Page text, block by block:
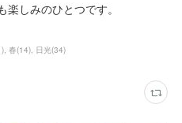
しみのひとつです。
) 春(14) 日光(34)